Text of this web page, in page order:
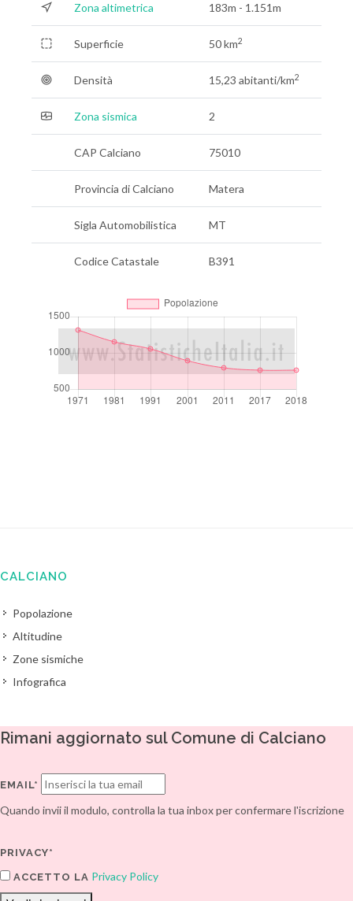
Zona altimetrica 183m - 1.151m
Superficie 50 km2
Densità 15,23 abitanti/km2
Zona sismica 2
CAP Calciano 75010
Provincia di Calciano Matera
Sigla Automobilistica MT
Codice Catastale B391
CALCIANO
Popolazione
Altitudine
Zone sismiche
Infografica
Rimani aggiornato sul Comune di Calciano
EMAIL*
Quando invii il modulo, controlla la tua inbox per confermare l'iscrizione
PRIVACY*
ACCETTO LA Privacy Policy